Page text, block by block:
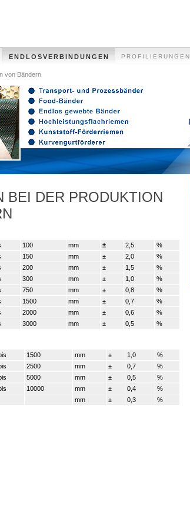
ENDLOSVERBINDUNGEN PROFILIERUNGEN
von Bändern
BEI DER PRODUKTION
100 mm ± 2,5
%
150 mm ± 2,0
%
200 mm ± 1,5
%
300 mm ± 1,0
%
750 mm ± 0,8
%
1500 mm ± 0,7
%
2000 mm ± 0,6
%
3000 mm ± 0,5 %
1500 mm ± 1,0
%
2500 mm ± 0,7
%
5000 mm ± 0,5
%
10000 mm ± 0,4
%
mm ± 0,3 %